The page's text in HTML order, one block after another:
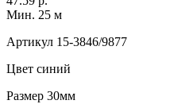
Мин. 25 м
Артикул 15-3846/9877
Цвет синий
Размер 30мм